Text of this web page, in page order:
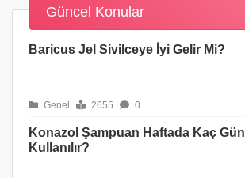
Güncel Konular
Baricus Jel Sivilceye İyi Gelir Mi?
Genel 2655 0
Konazol Şampuan Haftada Kaç Gün
Kullanılır?